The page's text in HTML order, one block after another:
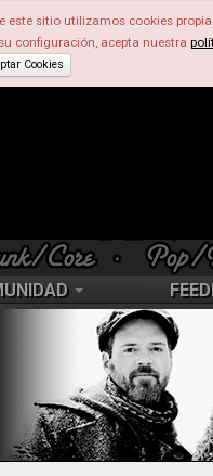
sitio utilizamos cookies
configuración, acepta nuestra
Cookies